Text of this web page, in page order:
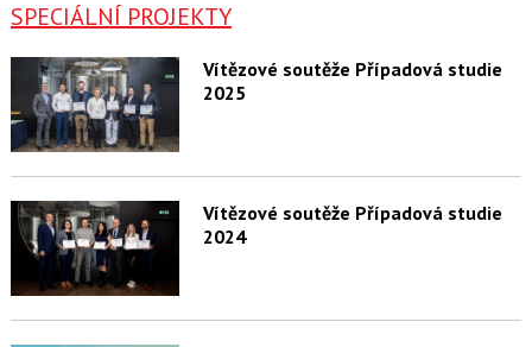
SPECIÁLNÍ PROJEKTY
Vítězové soutěže Případová studie
2025
Vítězové soutěže Případová studie
2024